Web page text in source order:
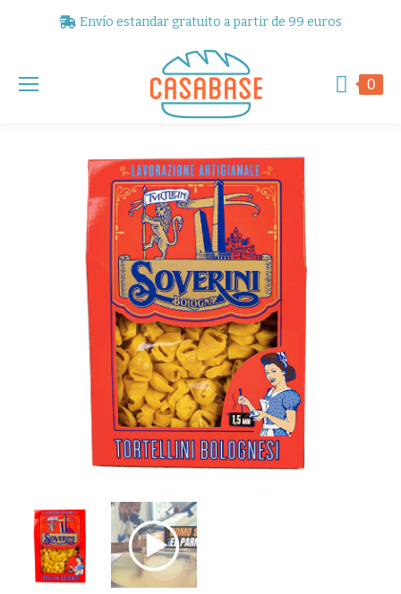
Envío estandar gratuito a partir de 99 euros
0